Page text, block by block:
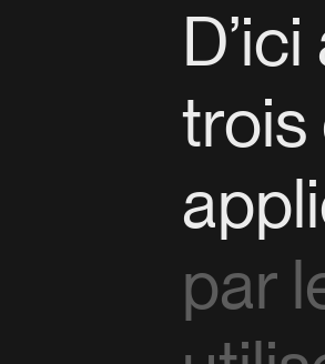
trois
par